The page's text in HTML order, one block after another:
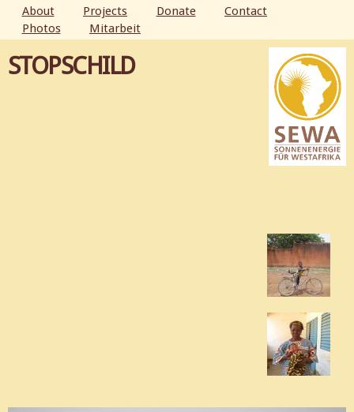
Skip to
main
content
MAIN MENU
About Projects Donate
Contact
Photos
Mitarbeit
STOPSCHILD